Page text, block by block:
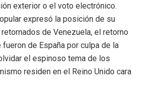
exterior o el voto electrónico.
expresó la posición de su
de Venezuela, el retorno
de España por culpa de la
el espinoso tema de los
residen en el Reino Unido cara